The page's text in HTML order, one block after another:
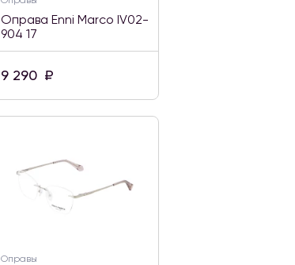
Оправа Enni Marco IV02-
904 17
9 290 ₽
Оправы